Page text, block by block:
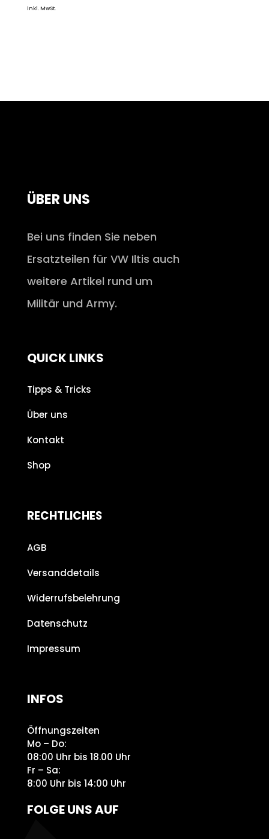
inkl. MwSt.
ÜBER UNS
Bei uns finden Sie neben
Ersatzteilen für VW Iltis auch
weitere Artikel rund um
Militär und Army.
QUICK LINKS
Tipps & Tricks
Über uns
Kontakt
Shop
RECHTLICHES
AGB
Versanddetails
Widerrufsbelehrung
Datenschutz
Impressum
INFOS
Öffnungszeiten
Mo – Do:
08:00 Uhr bis 18.00 Uhr
Fr – Sa:
8:00 Uhr bis 14:00 Uhr
FOLGE UNS AUF